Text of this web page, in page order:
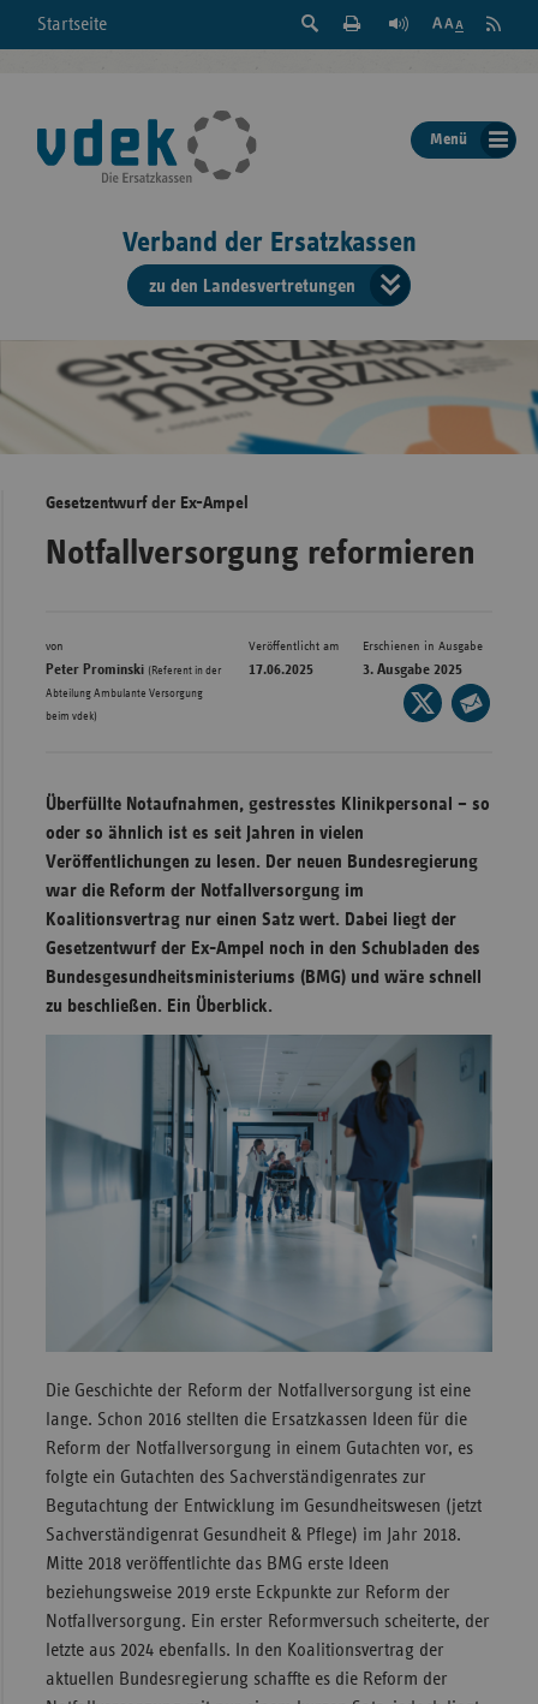
Startseite
Suche
der
Seite
Feed
Menü
Verband der Ersatzkassen
zu den Landesvertretungen
der
Gesetzentwurf der Ex-Ampel
Notfallversorgung reformieren
von
Peter Prominski (Referent in der
Abteilung Ambulante Versorgung
beim vdek)
Veröffentlicht am
17.06.2025
Erschienen in Ausgabe
3. Ausgabe 2025
Seite
auf
Überfüllte Notaufnahmen, gestresstes Klinikpersonal – so
oder so ähnlich ist es seit Jahren in vielen
Veröffentlichungen zu lesen. Der neuen Bundesregierung
war die Reform der Notfallversorgung im
Koalitionsvertrag nur einen Satz wert. Dabei liegt der
Gesetzentwurf der Ex-Ampel noch in den Schubladen des
Bundesgesundheitsministeriums (BMG) und wäre schnell
zu beschließen. Ein Überblick.
Die Geschichte der Reform der Notfallversorgung ist eine
lange. Schon 2016 stellten die Ersatzkassen Ideen für die
Reform der Notfallversorgung in einem Gutachten vor, es
folgte ein Gutachten des Sachverständigenrates zur
Begutachtung der Entwicklung im Gesundheitswesen (jetzt
Sachverständigenrat Gesundheit & Pflege) im Jahr 2018.
Mitte 2018 veröffentlichte das BMG erste Ideen
beziehungsweise 2019 erste Eckpunkte zur Reform der
Notfallversorgung. Ein erster Reformversuch scheiterte, der
letzte aus 2024 ebenfalls. In den Koalitionsvertrag der
aktuellen Bundesregierung schaffte es die Reform der